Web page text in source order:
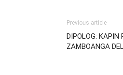
Previous article
DIPOLOG: KAPIN
ZAMBOANGA